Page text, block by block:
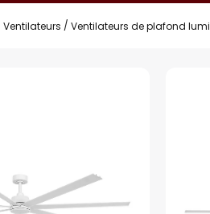
Ventilateurs Ventilateurs de plafond